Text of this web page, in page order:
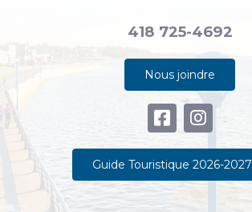
418 725-4692
Nous joindre
Guide Touristique 2026-2027